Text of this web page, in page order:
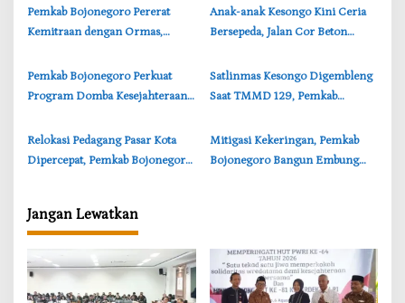
o
s
di Trucuk
‎Pemkab Bojonegoro Pererat
Kemitraan dengan Ormas,
Literasi Digital
‎Anak-anak Kesongo Kini Ceria
Bersepeda, Jalan Cor Beton
Harapan Baru Desa
‎Pemkab Bojonegoro Perkuat
Program Domba Kesejahteraan,
‎Satlinmas Kesongo Digembleng
Saat TMMD 129, Pemkab
Keamanan Desa
‎Relokasi Pedagang Pasar Kota
Dipercepat, Pemkab Bojonegoro
‎Mitigasi Kekeringan, Pemkab
Bojonegoro Bangun Embung
Jangan Lewatkan